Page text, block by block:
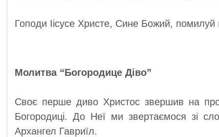
Гоподи Іісусе Христе, Сине Божий,
Молитва “Богородице Діво”
Своє перше диво Христос звершив на
Богородиці. До Неї ми звертаємося зі
Архангел Гавриїл.